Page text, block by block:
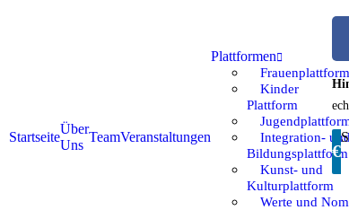
Startseite
Über
Uns
TeamVeranstaltungen
Plattformen
Frauenplattform
Kinder
Plattform
Integration-
Bildungsplattform
Kunst- und
Kulturplattform
Werte und
€